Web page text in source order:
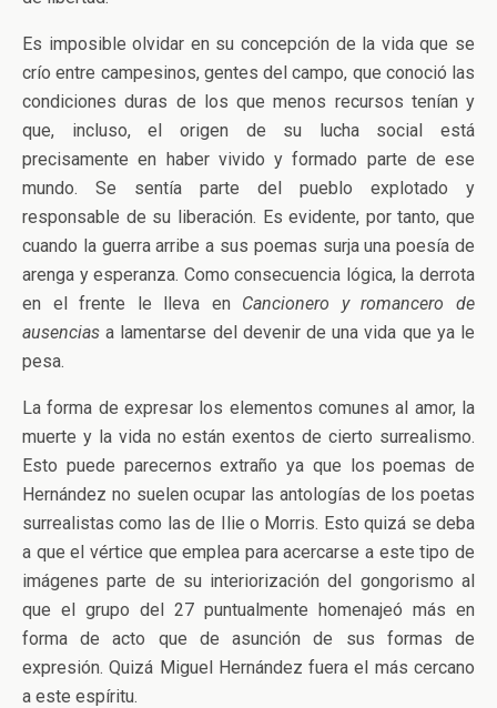
Es imposible olvidar en su concepción de la vida que se
crío entre campesinos, gentes del campo, que conoció las
condiciones duras de los que menos recursos tenían y
que, incluso, el origen de su lucha social está
precisamente en haber vivido y formado parte de ese
mundo. Se sentía parte del pueblo explotado y
responsable de su liberación. Es evidente, por tanto, que
cuando la guerra arribe a sus poemas surja una poesía de
arenga y esperanza. Como consecuencia lógica, la derrota
en el frente le lleva en Cancionero y romancero de
ausencias a lamentarse del devenir de una vida que ya le
pesa.
La forma de expresar los elementos comunes al amor, la
muerte y la vida no están exentos de cierto surrealismo.
Esto puede parecernos extraño ya que los poemas de
Hernández no suelen ocupar las antologías de los poetas
surrealistas como las de Ilie o Morris. Esto quizá se deba
a que el vértice que emplea para acercarse a este tipo de
imágenes parte de su interiorización del gongorismo al
que el grupo del 27 puntualmente homenajeó más en
forma de acto que de asunción de sus formas de
expresión. Quizá Miguel Hernández fuera el más cercano
a este espíritu.